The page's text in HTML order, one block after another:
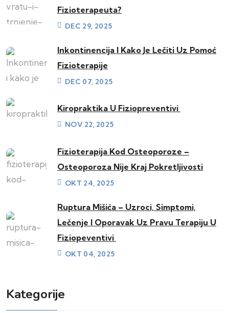
Fizioterapeuta?
DEC 29, 2025
Inkontinencija I Kako Je Lečiti Uz Pomoć
Fizioterapije
DEC 07, 2025
Kiropraktika U Fiziopreventivi
NOV 22, 2025
Fizioterapija Kod Osteoporoze –
Osteoporoza Nije Kraj Pokretljivosti
OKT 24, 2025
Ruptura Mišića – Uzroci, Simptomi,
Lečenje I Oporavak Uz Pravu Terapiju U
Fiziopeventivi
OKT 04, 2025
Kategorije